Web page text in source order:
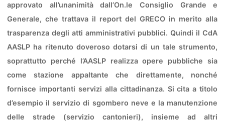
approvato all’unanimità dall’On.le Consiglio Grande e
Generale, che trattava il report del GRECO in merito alla
trasparenza degli atti amministrativi pubblici. Quindi il CdA
AASLP ha ritenuto doveroso dotarsi di un tale strumento,
soprattutto perché l’AASLP realizza opere pubbliche sia
come stazione appaltante che direttamente, nonché
fornisce importanti servizi alla cittadinanza. Si cita a titolo
d’esempio il servizio di sgombero neve e la manutenzione
delle strade (servizio cantonieri), insieme ad altri